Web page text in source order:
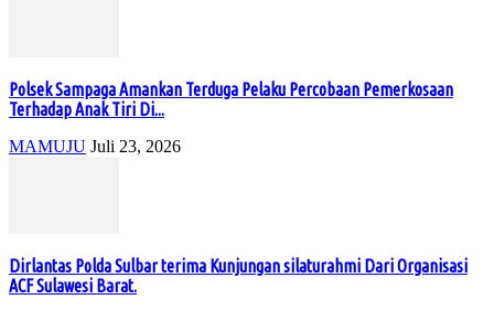
Polsek Sampaga Amankan Terduga Pelaku Percobaan Pemerkosaan
Terhadap Anak Tiri Di...
MAMUJU Juli 23, 2026
Dirlantas Polda Sulbar terima Kunjungan silaturahmi Dari Organisasi
ACF Sulawesi Barat.